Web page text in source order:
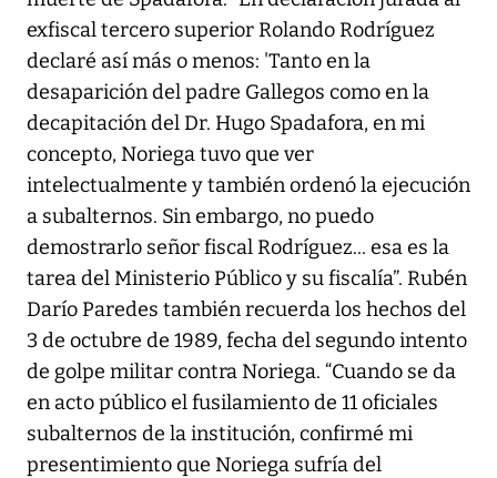
exfiscal tercero superior Rolando Rodríguez
declaré así más o menos: 'Tanto en la
desaparición del padre Gallegos como en la
decapitación del Dr. Hugo Spadafora, en mi
concepto, Noriega tuvo que ver
intelectualmente y también ordenó la ejecución
a subalternos. Sin embargo, no puedo
demostrarlo señor fiscal Rodríguez... esa es la
tarea del Ministerio Público y su fiscalía”. Rubén
Darío Paredes también recuerda los hechos del
3 de octubre de 1989, fecha del segundo intento
de golpe militar contra Noriega. “Cuando se da
en acto público el fusilamiento de 11 oficiales
subalternos de la institución, confirmé mi
presentimiento que Noriega sufría del